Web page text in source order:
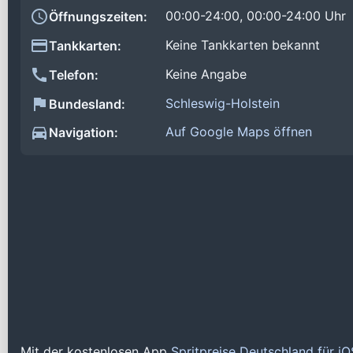
Öffnungszeiten:
00:00-24:00, 00:00-24:00 Uhr
Tankkarten:
Keine Tankkarten bekannt
Telefon:
Keine Angabe
Bundesland:
Schleswig-Holstein
Navigation:
Auf Google Maps öffnen